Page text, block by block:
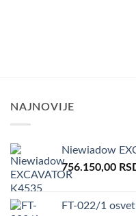
NAJNOVIJE
Niewiadow
756.150,00
FT-022/1